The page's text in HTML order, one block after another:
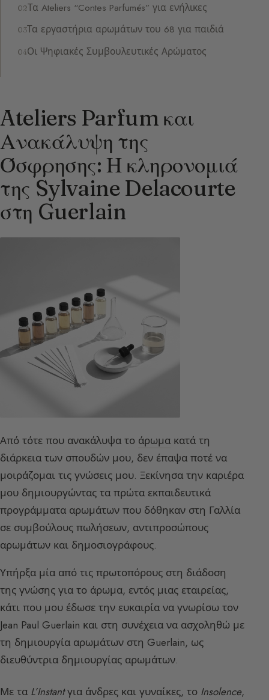
Τα Ateliers “Contes Parfumés” για ενήλικες
Τα εργαστήρια αρωμάτων του 68 για παιδιά
Οι Ψηφιακές Συμβουλευτικές Αρώματος
Ateliers Parfum και
Ανακάλυψη της
Όσφρησης: Η κληρονομιά
της Sylvaine Delacourte
στη Guerlain
Από τότε που ανακάλυψα το άρωμα κατά τη
διάρκεια των σπουδών μου, δεν έπαψα ποτέ να
μοιράζομαι τις γνώσεις μου. Ξεκίνησα την καριέρα
μου δημιουργώντας τα πρώτα εκπαιδευτικά
προγράμματα αρωμάτων που δόθηκαν στη Γαλλία
σε συμβούλους πωλήσεων, αντιπροσώπους
αρωμάτων και δημοσιογράφους.
Υπήρξα μία από τις πρωτοπόρους στη διάδοση
της γνώσης για το άρωμα, εντός μιας εταιρείας,
κάτι που μου έδωσε την ευκαιρία να γνωρίσω τον
Jean Paul Guerlain και στη συνέχεια να ασχοληθώ με
τη δημιουργία αρωμάτων στη Guerlain, ως
διευθύντρια δημιουργίας αρωμάτων.
Με τα L’Instantγια άνδρες και γυναίκες, το Insolence,